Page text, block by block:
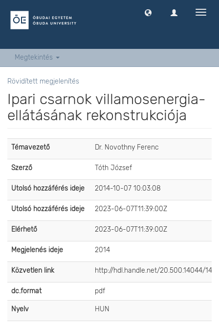
Megtekintés
Rövidített megjelenítés
Ipari csarnok villamosenergia-
ellátásának rekonstrukciója
Témavezető Dr. Novothny Ferenc
Szerző Tóth József
Utolsó hozzáférés ideje 2014-10-07 10:03:08
Utolsó hozzáférés ideje 2023-06-07T11:39:00Z
Elérhető 2023-06-07T11:39:00Z
Megjelenés ideje 2014
Közvetlen link http://hdl.handle.net/20.500.14044/
dc.format pdf
Nyelv HUN